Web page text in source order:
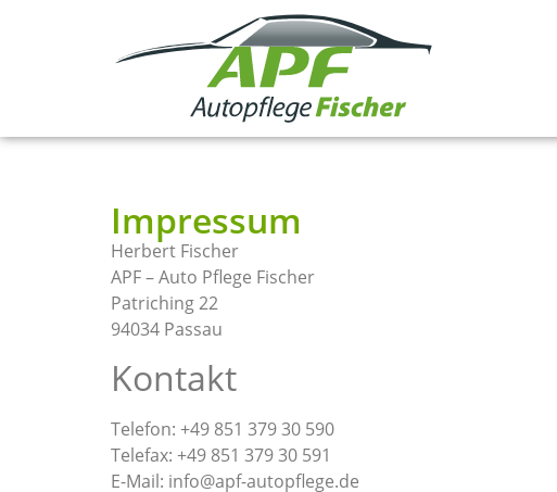
Impressum
Herbert Fischer
APF – Auto Pflege Fischer
Patriching 22
94034 Passau
Kontakt
Telefon: +49 851 379 30 590
Telefax: +49 851 379 30 591
E-Mail: info@apf-autopflege.de